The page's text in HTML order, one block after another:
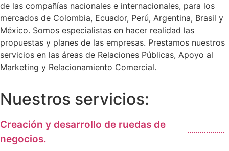
de las compañías nacionales e internacionales, para los
mercados de Colombia, Ecuador, Perú, Argentina, Brasil y
México. Somos especialistas en hacer realidad las
propuestas y planes de las empresas. Prestamos nuestros
servicios en las áreas de Relaciones Públicas, Apoyo al
Marketing y Relacionamiento Comercial.
Nuestros servicios:
Creación y desarrollo de ruedas de
negocios.